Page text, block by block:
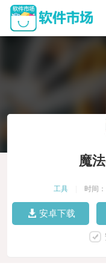
魔
工具 时间
安卓下载